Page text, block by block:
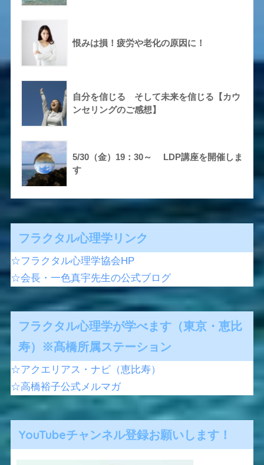
恨みは損！疲労や老化の原因に！
自分を信じる そして未来を信じる【カウ
ンセリングのご感想】
5/30（金）19：30～ LDP講座を開催しま
す
フラクタル心理学リンク
☆フラクタル心理学協会HP
☆会長・一色真宇先生の公式ブログ
フラクタル心理学が学べます（東京・恵比
寿）※髙橋所属ステーション
☆アクエリアス・ナビ（恵比寿）
☆高橋裕子公式メルマガ
YouTubeチャンネル登録お願いします！